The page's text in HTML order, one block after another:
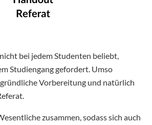
bei jedem Studenten beliebt,
Studiengang gefordert. Umso
Vorbereitung und natürlich
zusammen, sodass sich auch